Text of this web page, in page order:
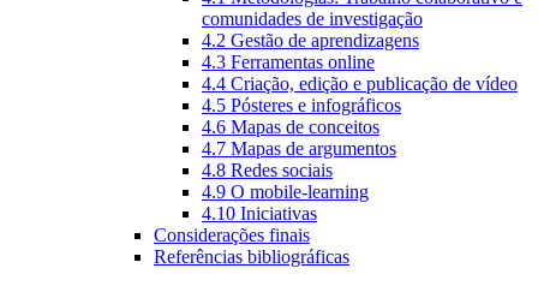
comunidades de investigação
4.2 Gestão de aprendizagens
4.3 Ferramentas online
4.4 Criação, edição e publicação de vídeo
4.5 Pósteres e infográficos
4.6 Mapas de conceitos
4.7 Mapas de argumentos
4.8 Redes sociais
4.9 O mobile-learning
4.10 Iniciativas
Considerações finais
Referências bibliográficas